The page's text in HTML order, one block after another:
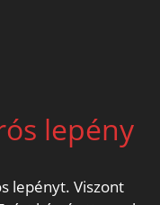
lepény
lepényt. Viszont